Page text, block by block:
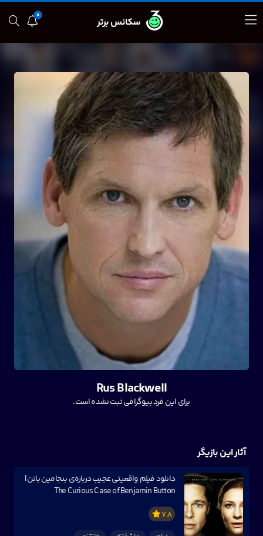
0
سکانس برتر
Rus Blackwell
برای این فرد بیوگرافی ثبت نشده است.
آثار این بازیگر
دانلود فیلم واقعیتی عجیب درباره‌ی بنجامین باتن |
The Curious Case of Benjamin Button
7.8